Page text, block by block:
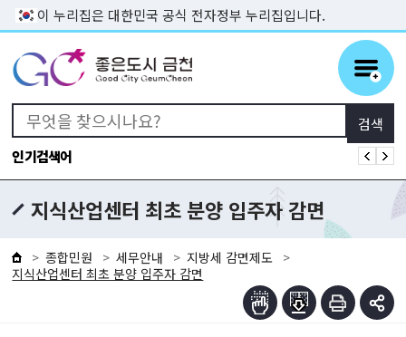
본문 바로가기
이 누리집은 대한민국 공식 전자정부 누리집입니다.
인기검색어
지식산업센터 최초 분양 입주자 감면
종합민원 세무안내
지방세 감면제도
지식산업센터 최초 분양 입주자 감면